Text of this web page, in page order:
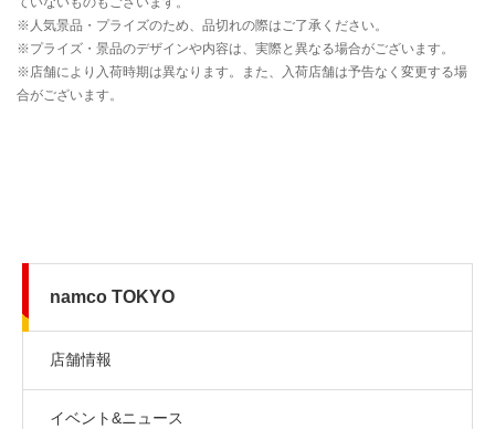
namco TOKYO
店舗情報
イベント&ニュース